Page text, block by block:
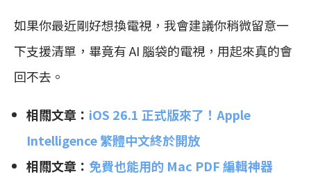
如果你最近剛好想換電視，我會建議你稍微留意一
下支援清單，畢竟有 AI 腦袋的電視，用起來真的會
回不去。
相關文章： iOS 26.1 正式版來了！Apple
Intelligence 繁體中文終於開放
相關文章： 免費也能用的 Mac PDF 編輯神器